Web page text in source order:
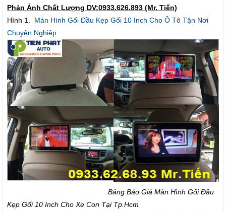
Phản Ảnh Chất Lượng DV:0933.626.893 (Mr. Tiến)
Hình 1. Màn Hình Gối Đầu Kẹp Gối 10 Inch Cho Ô Tô Tận Nơi
Chuyên Nghiệp
Bảng Báo Giá Màn Hình Gối Đầu
Kẹp Gối 10 Inch Cho Xe Con Tại Tp.Hcm